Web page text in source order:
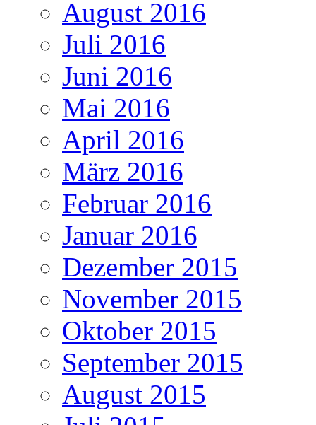
August 2016
Juli 2016
Juni 2016
Mai 2016
April 2016
März 2016
Februar 2016
Januar 2016
Dezember 2015
November 2015
Oktober 2015
September 2015
August 2015